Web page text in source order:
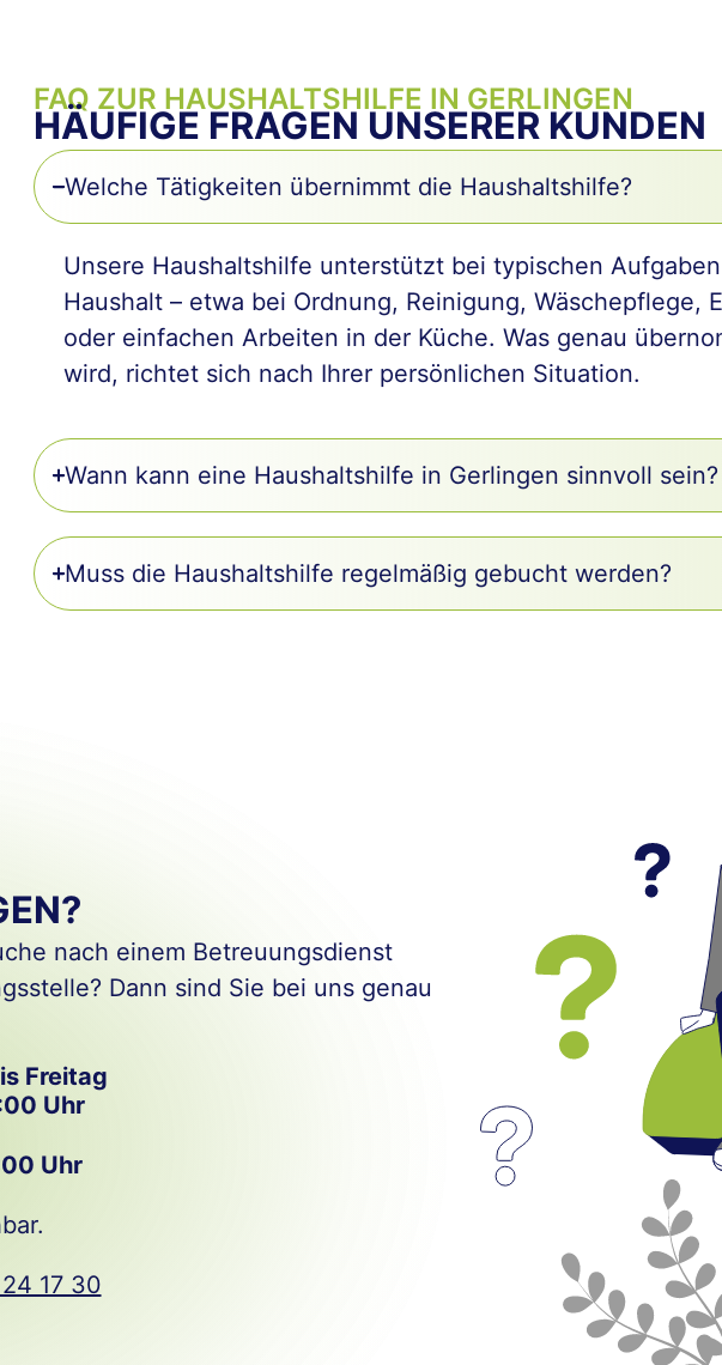
FAQ ZUR HAUSHALTSHILFE IN GERLINGEN
HÄUFIGE FRAGEN UNSERER KUNDEN
Welche Tätigkeiten übernimmt die Haushaltshilfe?
Unsere Haushaltshilfe unterstützt bei typischen
Haushalt – etwa bei Ordnung, Reinigung, Wäschepflege,
oder einfachen Arbeiten in der Küche. Was genau
wird, richtet sich nach Ihrer persönlichen Situation.
Wann kann eine Haushaltshilfe in Gerlingen sinnvoll sein?
Muss die Haushaltshilfe regelmäßig gebucht werden?
nach einem Betreuungsdienst
Dann sind Sie bei uns genau
Freitag
Uhr
Uhr
17 30